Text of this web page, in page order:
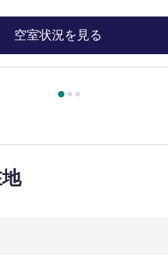
, 客室 1 : Superior Room
空室状況を見る